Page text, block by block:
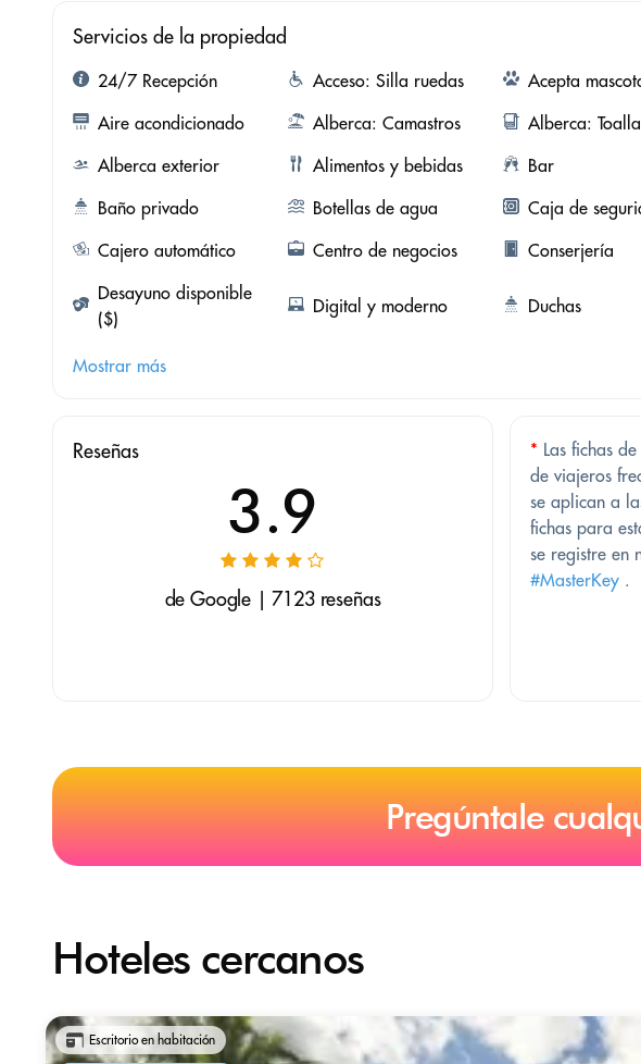
Servicios de la propiedad
24/7 Recepción Acceso: Silla ruedas
Acepta
Aire acondicionado
Alberca: Camastros
Alberca:
Alberca exterior
Alimentos y bebidas
Bar
Baño privado
Botellas de agua
Caja de
Cajero automático
Centro de negocios
Conserjería
Desayuno disponible
($)
Digital y moderno Duchas
Mostrar más
Reseñas
3.9
de Google | 7123 reseñas
* Las fichas
de viajeros
se aplican a
fichas para
se registre en
#MasterKey .
Pregúntale
Hoteles cercanos
Escritorio en habitación